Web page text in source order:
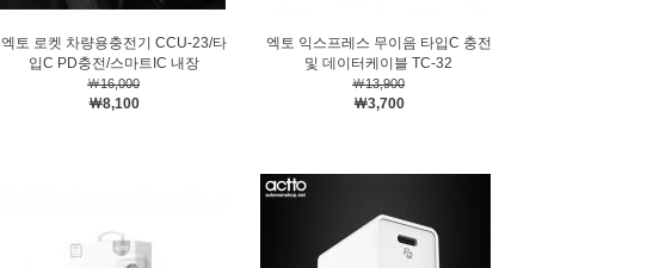
엑토 로켓 차량용충전기 CCU-23/타
입C PD충전/스마트IC 내장
￦16,000
￦8,100
엑토 익스프레스 무이음 타입C 충전
및 데이터케이블 TC-32
￦13,900
￦3,700